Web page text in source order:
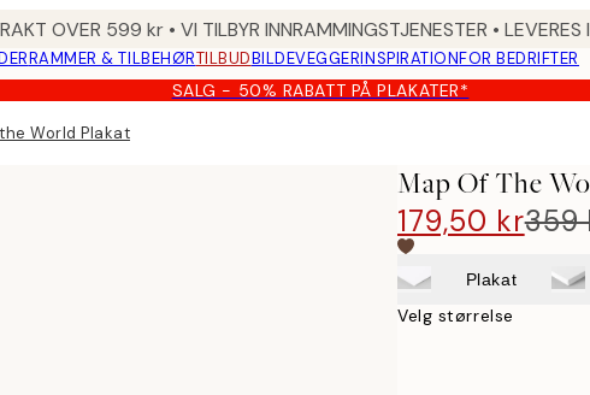
OVER 599 kr • VI TILBYR INNRAMMINGSTJENESTER •
RAMMER & TILBEHØRTILBUDBILDEVEGGERINSPIRATIONFOR BEDRIFTER
SALG - 50% RABATT PÅ PLAKATER*
World Plakat
Map Of The
179,50 kr359
Plakat
Velg størrelse